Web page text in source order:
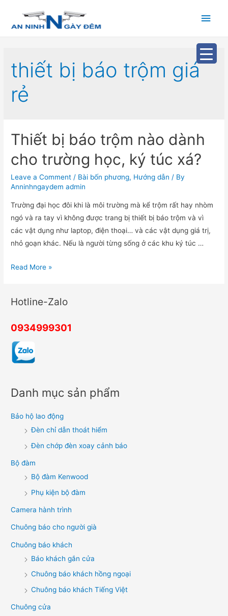
Main
thiết bị báo trộm giá
rẻ
Thiết bị báo trộm nào dành
cho trường học, ký túc xá?
Leave a Comment / Bài bốn phương, Hướng dẫn / By
Anninhngaydem admin
Trường đại học đôi khi là môi trường mà kể trộm rất hay nhòm
ngó và ra tay vì không được trang bị thiết bị báo trộm và vì
các vật dụng như laptop, điện thoại… và các vật dụng giá trị,
nhỏ goạn khác. Nếu là người từng sống ở các khu ký túc …
Thiết
trộm
dành
cho
trường
túc
Read More »
Hotline-Zalo
0934999301
Danh mục sản phẩm
Bảo hộ lao động
Đèn chỉ dẫn thoát hiểm
Đèn chớp đèn xoay cảnh báo
Bộ đàm
Bộ đàm Kenwood
Phụ kiện bộ đàm
Camera hành trình
Chuông báo cho người già
Chuông báo khách
Báo khách gắn cửa
Chuông báo khách hồng ngoại
Chuông báo khách Tiếng Việt
Chuông cửa